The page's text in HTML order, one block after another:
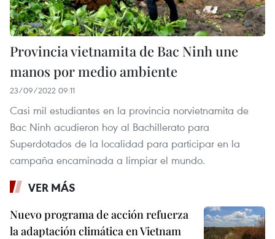
Provincia vietnamita de Bac Ninh une
manos por medio ambiente
23/09/2022 09:11
Casi mil estudiantes en la provincia norvietnamita de
Bac Ninh acudieron hoy al Bachillerato para
Superdotados de la localidad para participar en la
campaña encaminada a limpiar el mundo.
VER MÁS
Nuevo programa de acción refuerza
la adaptación climática en Vietnam